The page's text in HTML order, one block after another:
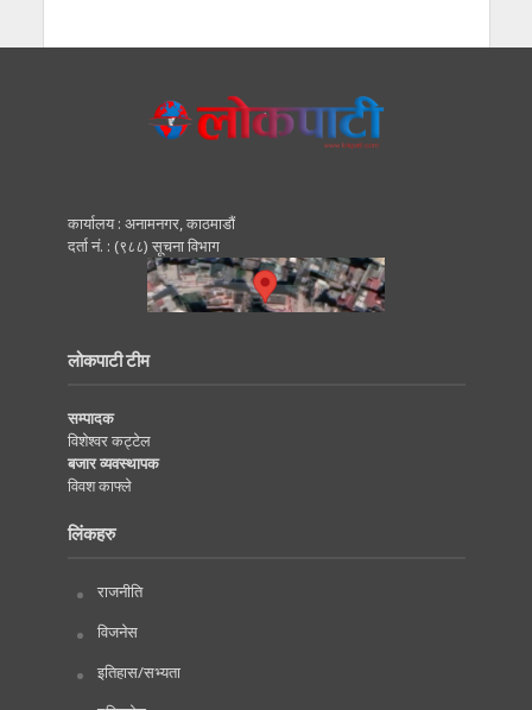
कार्यालय : अनामनगर, काठमाडाैं
दर्ता नं. : (९८८) सूचना विभाग
लोकपाटी टीम
सम्पादक
विशेश्वर कट्टेल
बजार व्यवस्थापक
विवश काफ्ले
लिंकहरु
राजनीति
विजनेस
इतिहास/सभ्यता